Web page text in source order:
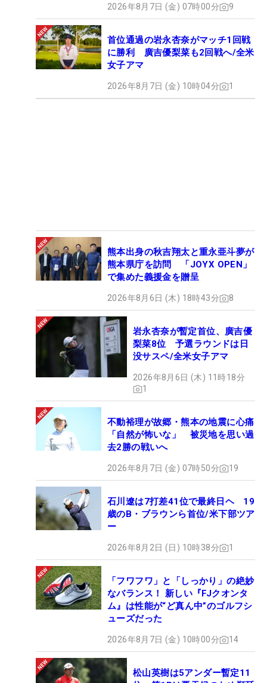
2026年8月7日 (金) 07時00分 9
首位通過の岩永杏奈がマッチ1回戦
に勝利 廣吉優梨菜も2回戦へ/全米
女子アマ
2026年8月7日 (金) 10時04分 1
熊本出身の秋吉翔太と重永亜斗夢が
熊本県庁を訪問 「JOYX OPEN」
で集めた義援金を贈呈
2026年8月6日 (木) 18時43分 8
岩永杏奈が暫定首位、廣吉優
梨菜8位 予選ラウンドは日
没サスペ/全米女子アマ
2026年8月6日 (木) 11時18分
1
不動裕理が故郷・熊本の地震に心痛
「自然が怖いな」 被災地を思い過
去2勝の戦いへ
2026年8月7日 (金) 07時50分 19
石川遼は7打差41位で最終日ヘ 19
歳のB・ブラウンら首位/米下部ツア
ー
2026年8月2日 (日) 10時38分 1
「フワフワ」と「しっかり」の絶妙
なバランス！ 新しい『FJクオンタ
ム』は性能が“ど真ん中”のゴルフシ
ューズだった
2026年8月7日 (金) 10時00分 14
松山英樹は5アンダー暫定11